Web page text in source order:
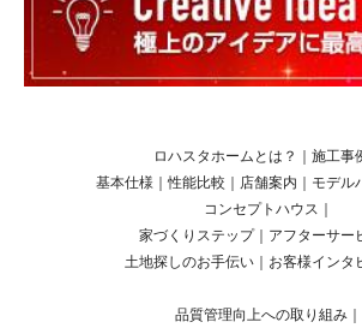
ロハスタホームとは？ 施工事
基本仕様 ｜性能比較 店舗案内 モデル
コンセプトハウス
家づくりステップ
アフターサー
土地探しのお手伝い
お客様インタ
品質管理向上への取り組み